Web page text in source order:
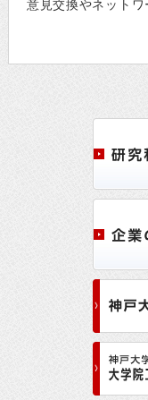
意見交換やネットワ